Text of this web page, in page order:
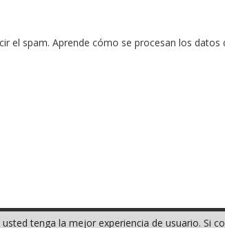
electrónico
el spam. Aprende cómo se procesan los datos
tenga la mejor experiencia de usuario. Si